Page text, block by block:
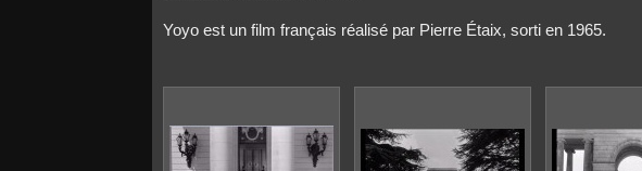
Yoyo est un film français réalisé par Pierre Étaix, sorti en 1965.